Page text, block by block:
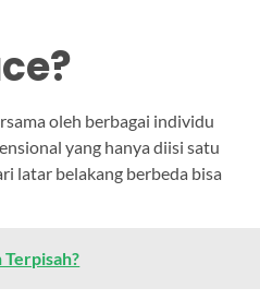
oleh berbagai individu
yang hanya diisi satu
latar belakang berbeda bisa
Terpisah?